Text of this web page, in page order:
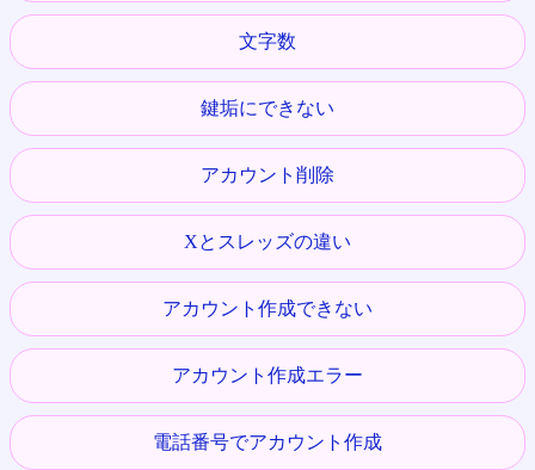
文字数
鍵垢にできない
アカウント削除
Xとスレッズの違い
アカウント作成できない
アカウント作成エラー
電話番号でアカウント作成